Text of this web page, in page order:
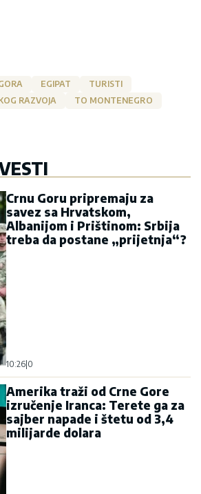
EGIPAT
TURISTI
RAZVOJA
TO MONTENEGRO
Crnu Goru pripremaju za
savez sa Hrvatskom,
Albanijom i Prištinom: Srbija
treba da postane „prijetnja“?
10:26 0
Amerika traži od Crne Gore
izručenje Iranca: Terete ga za
sajber napade i štetu od 3,4
milijarde dolara